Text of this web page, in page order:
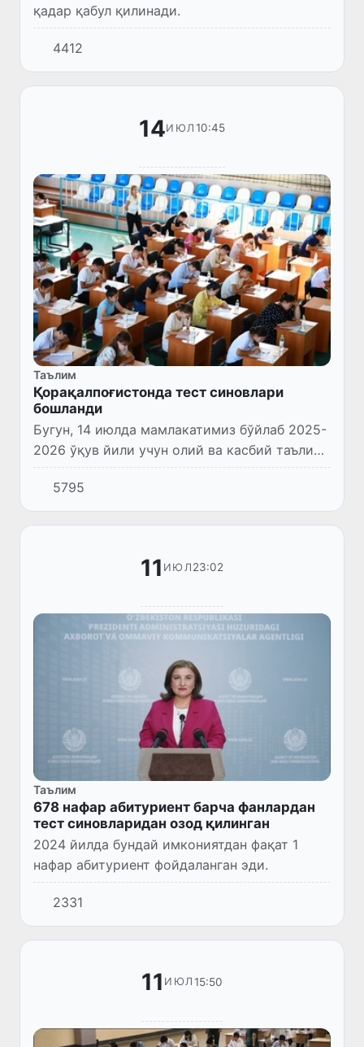
қадар қабул қилинади.
4412
14ИЮЛ 10:45
Таълим
Қорақалпоғистонда тест синовлари
бошланди
Бугун, 14 июлда мамлакатимиз бўйлаб 2025-
2026 ўқув йили учун олий ва касбий таълим
муассасаларига ўқишга кириш тест
синовлари бошланди.
5795
11 ИЮЛ 23:02
Таълим
678 нафар абитуриент барча фанлардан
тест синовларидан озод қилинган
2024 йилда бундай имкониятдан фақат 1
нафар абитуриент фойдаланган эди.
2331
11 ИЮЛ 15:50